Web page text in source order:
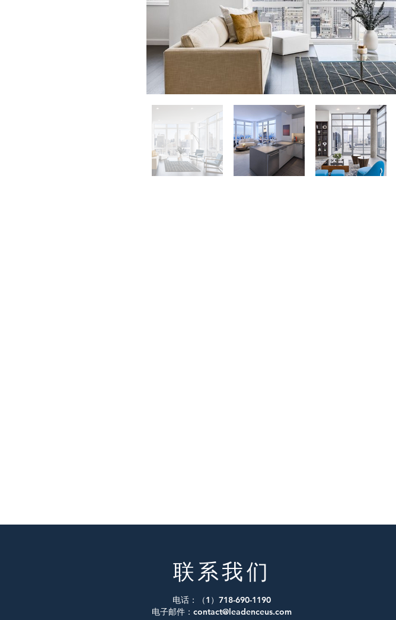
联系我们
电话：（1）718-690-1190
电子邮件： contact@leadenceus.com